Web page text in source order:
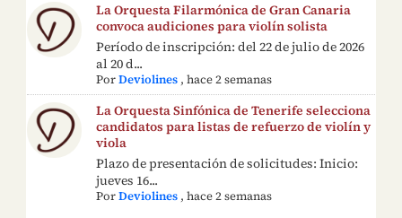
La Orquesta Filarmónica de Gran Canaria
convoca audiciones para violín solista
Período de inscripción: del 22 de julio de 2026
al 20 d...
PorDeviolines ,hace 2 semanas
La Orquesta Sinfónica de Tenerife selecciona
candidatos para listas de refuerzo de violín y
viola
Plazo de presentación de solicitudes: Inicio:
jueves 16...
PorDeviolines ,hace 2 semanas